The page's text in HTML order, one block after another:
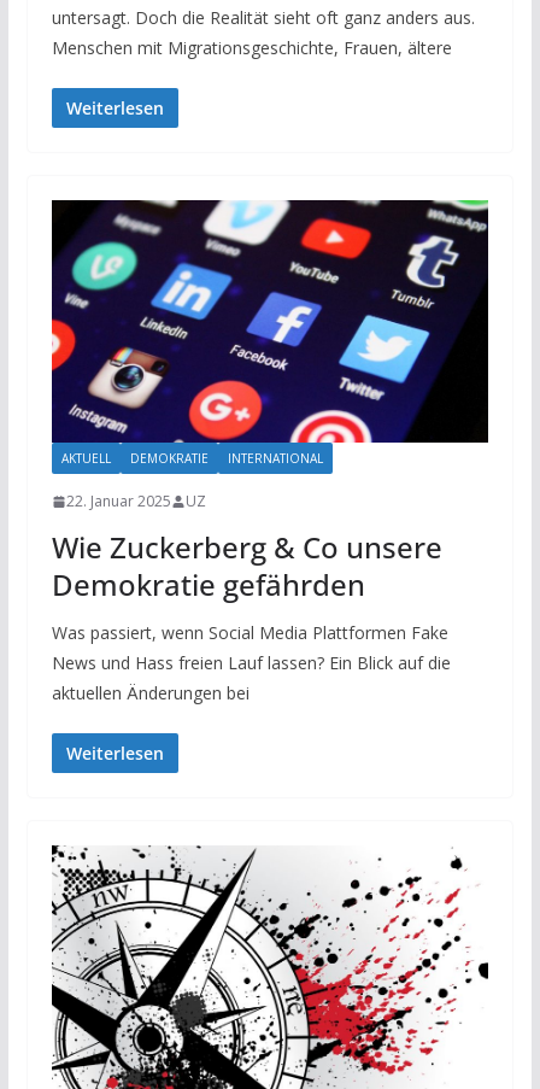
untersagt. Doch die Realität sieht oft ganz anders aus.
Menschen mit Migrationsgeschichte, Frauen, ältere
Weiterlesen
AKTUELL DEMOKRATIE INTERNATIONAL
22. Januar 2025 UZ
Wie Zuckerberg & Co unsere
Demokratie gefährden
Was passiert, wenn Social Media Plattformen Fake
News und Hass freien Lauf lassen? Ein Blick auf die
aktuellen Änderungen bei
Weiterlesen